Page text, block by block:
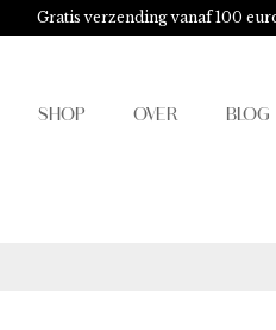
Gratis verzending vanaf 100
SHOP OVER BLOG